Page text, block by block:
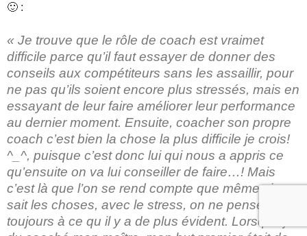
🙂 :
« Je trouve que le rôle de coach est vraimet
difficile parce qu’il faut essayer de donner des
conseils aux compétiteurs sans les assaillir, pour
ne pas qu’ils soient encore plus stressés, mais en
essayant de leur faire améliorer leur performance
au dernier moment. Ensuite, coacher son propre
coach c’est bien la chose la plus difficile je crois!
^_^, puisque c’est donc lui qui nous a appris ce
qu’ensuite on va lui conseiller de faire…! Mais
c’est là que l’on se rend compte que même si on
sait les choses, avec le stress, on ne pense pas
toujours à ce qu il y a de plus évident. Lorsque j’ai